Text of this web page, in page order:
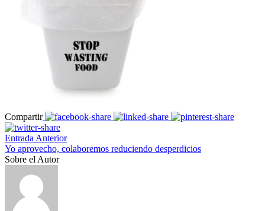
Compartir
Entrada Anterior
Yo aprovecho, colaboremos reduciendo desperdicios
Sobre el Autor